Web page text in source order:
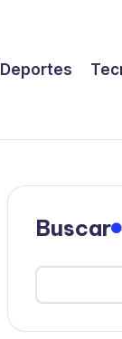
Deportes
Buscar